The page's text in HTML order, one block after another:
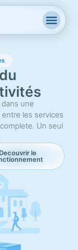
une
les services
Un seul
Decouvrir le